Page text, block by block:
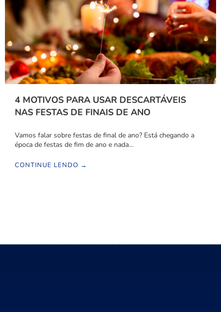
4 MOTIVOS PARA USAR DESCARTÁVEIS
NAS FESTAS DE FINAIS DE ANO
Vamos falar sobre festas de final de ano? Está chegando a
época de festas de fim de ano e nada…
CONTINUE LENDO →